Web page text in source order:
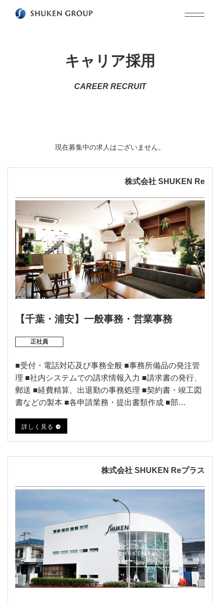
キャリア採用
CAREER RECRUIT
現在募集中の求人はございません。
株式会社 SHUKEN Re
【千葉・浦安】一般事務・営業事務
正社員
■受付・電話対応及び事務全般 ■事務所備品の発注管
理 ■社内システムでの請求情報入力 ■請求書の発行、
郵送 ■経費精算、出退勤の事務処理 ■契約書・竣工図
書などの製本 ■各申請業務・提出書類作成 ■部…
詳しく見る
株式会社 SHUKEN Reプラス